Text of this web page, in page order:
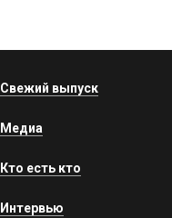
Свежий выпуск
Медиа
Кто есть кто
Интервью